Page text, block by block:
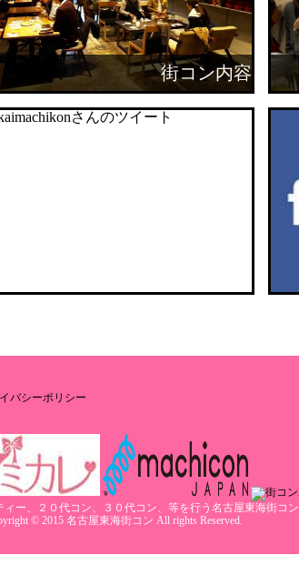
街コン内容
さんのツイート
バシーポリシー
ィー、２０代コン、３０代コン、等を行う名古屋東海街コン
© 2015 名古屋東海街コン All rights Reserved.